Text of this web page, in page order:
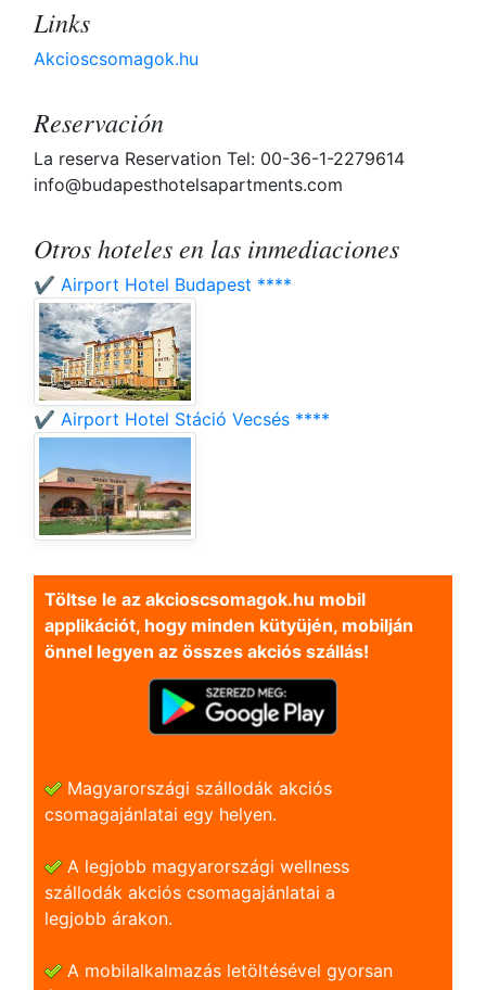
Links
Akcioscsomagok.hu
Reservación
La reserva Reservation Tel: 00-36-1-2279614
info@budapesthotelsapartments.com
Otros hoteles en las inmediaciones
✔️ Airport Hotel Budapest ****
✔️ Airport Hotel Stáció Vecsés ****
Töltse le az akcioscsomagok.hu mobil
applikációt, hogy minden kütyüjén, mobilján
önnel legyen az összes akciós szállás!
Magyarországi szállodák akciós
csomagajánlatai egy helyen.
A legjobb magyarországi wellness
szállodák akciós csomagajánlatai a
legjobb árakon.
A mobilalkalmazás letöltésével gyorsan